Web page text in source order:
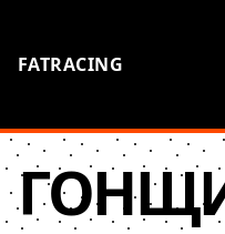
FATRACING